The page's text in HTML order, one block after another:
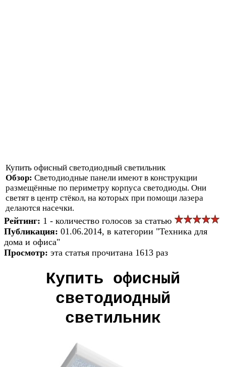
Купить офисный светодиодный светильник
Обзор: Светодиодные панели имеют в конструкции
размещённые по периметру корпуса светодиоды. Они
светят в центр стёкол, на которых при помощи лазера
делаются насечки.
Рейтинг: 1 - количество голосов за статью
Публикация: 01.06.2014, в категории "Техника для
дома и офиса"
Просмотр: эта статья прочитана 1613 раз
Купить офисный
светодиодный
светильник